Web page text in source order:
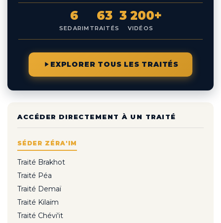
6
SEDARIM
63
TRAITÉS
3 200+
VIDÉOS
EXPLORER TOUS LES TRAITÉS
ACCÉDER DIRECTEMENT À UN TRAITÉ
SÉDER ZÉRA'IM
Traité Brakhot
Traité Péa
Traité Demaï
Traité Kilaïm
Traité Chévi'it